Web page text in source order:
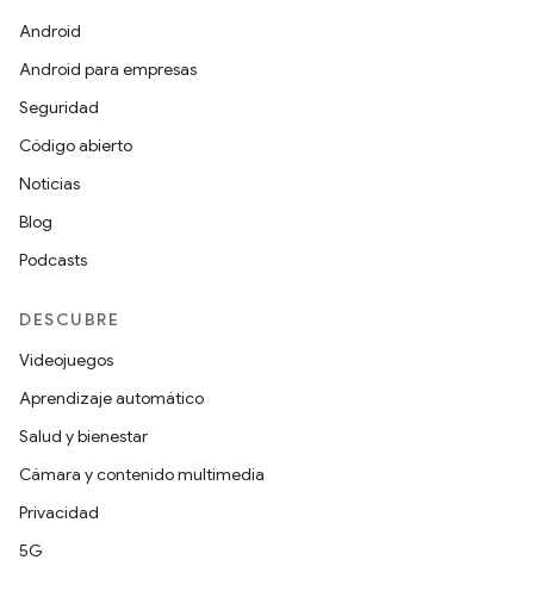
Android
Android para empresas
Seguridad
Código abierto
Noticias
Blog
Podcasts
DESCUBRE
Videojuegos
Aprendizaje automático
Salud y bienestar
Cámara y contenido multimedia
Privacidad
5G